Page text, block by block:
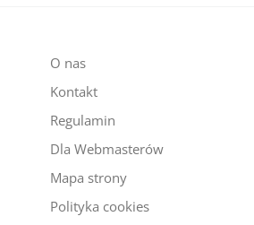
O nas
Kontakt
Regulamin
Dla Webmasterów
Mapa strony
Polityka cookies